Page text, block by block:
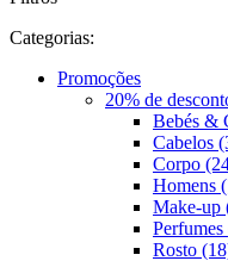
Categorias:
Promoções
20% de
Bebés &
Cabelos
Corpo
Homens
Make-up
Perfumes
Rosto